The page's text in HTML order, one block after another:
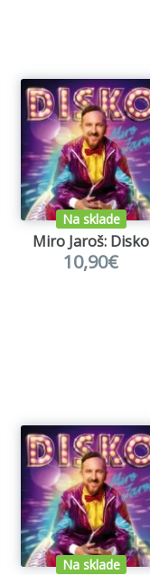
Na sklade
Miro Jaroš: Disko
10,90€
Na sklade